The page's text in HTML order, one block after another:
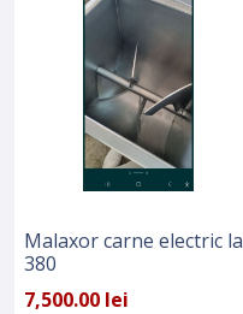
Malaxor carne electric la
380
7,500.00 lei